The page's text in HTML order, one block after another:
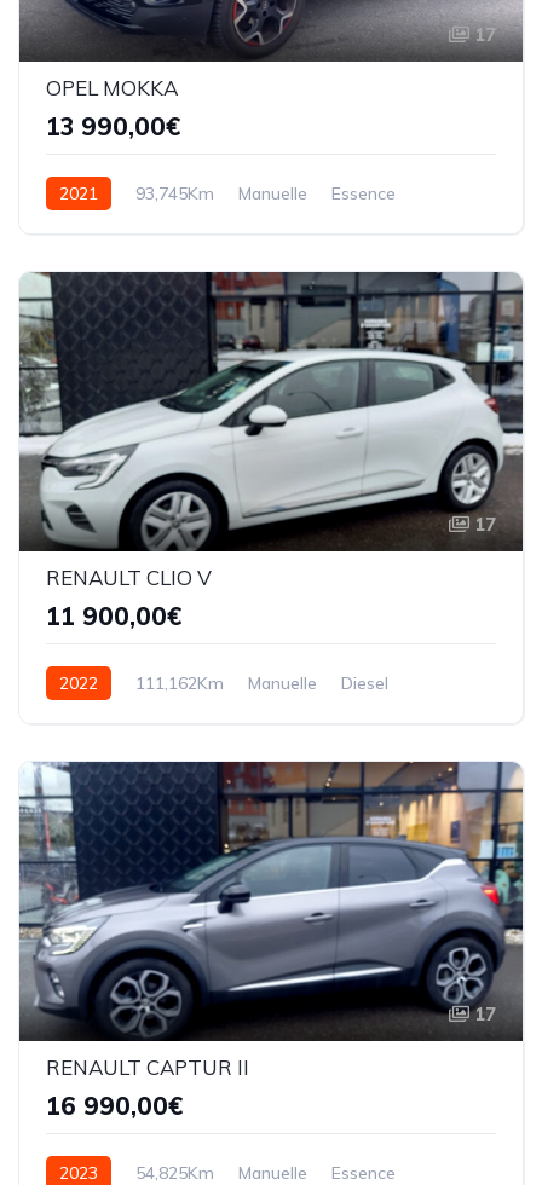
17
OPEL MOKKA
13 990,00€
2021 93,745Km Manuelle Essence
17
RENAULT CLIO V
11 900,00€
2022 111,162Km Manuelle Diesel
17
RENAULT CAPTUR II
16 990,00€
2023 54,825Km Manuelle Essence